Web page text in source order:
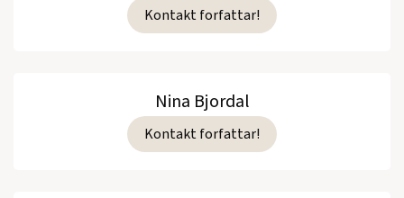
Kontakt forfattar!
Nina Bjordal
Kontakt forfattar!